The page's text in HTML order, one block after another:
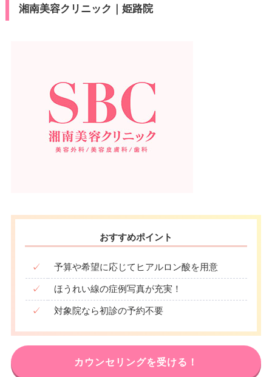
湘南美容クリニック｜姫路院
おすすめポイント
✓ 予算や希望に応じてヒアルロン酸を用意
✓ ほうれい線の症例写真が充実！
✓ 対象院なら初診の予約不要
カウンセリングを受ける！